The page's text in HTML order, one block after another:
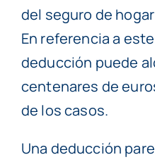
del seguro de
En referencia a
deducción puede
centenares de
de los casos.
Una deducción